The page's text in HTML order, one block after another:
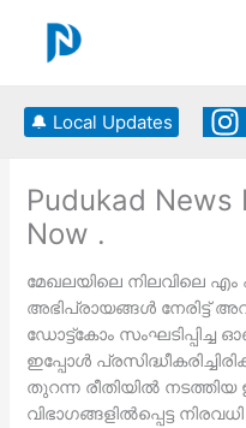
content
🔔 Local Updates
Pudukad News
Now .
മേഖലയിലെ നിലവിലെ
അഭിപ്രായങ്ങള്‍ നേരിട്ട്
ഡോട്ട്കോം
ഇപ്പോള്‍
തുറന്ന രീതിയില്‍
വിഭാഗങ്ങളില്‍പ്പെട്ട